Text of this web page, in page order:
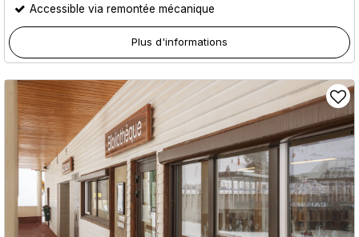
Accessible via remontée mécanique
Plus d'informations